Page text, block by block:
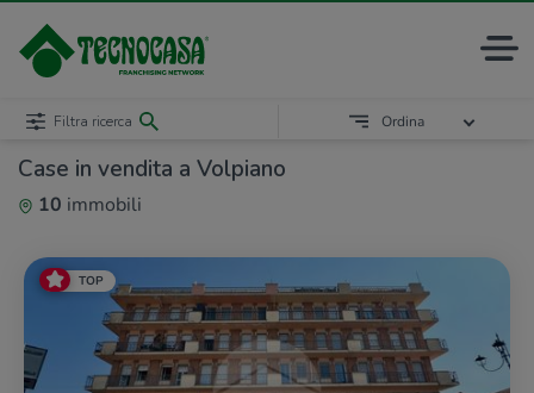
Case in vendita a Volpiano
10 immobili
Filtra ricerca Ordina
TOP